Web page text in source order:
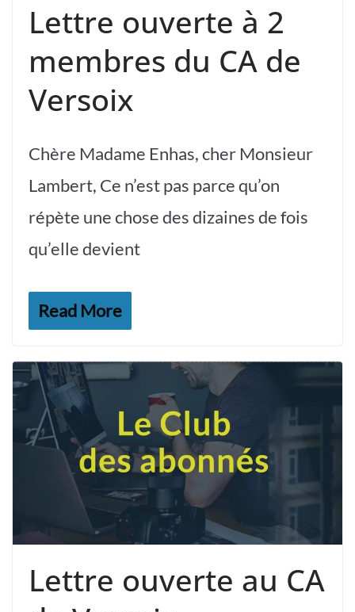
Lettre ouverte à 2
membres du CA de
Versoix
Chère Madame Enhas, cher Monsieur
Lambert, Ce n’est pas parce qu’on
répète une chose des dizaines de fois
qu’elle devient
Read More
Lettre ouverte au CA